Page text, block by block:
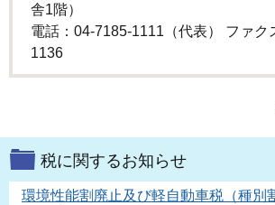
舎1階）
電話：04-7185-1111（代表） ファク
1136
税に関するお知らせ
環境性能割廃止及び軽自動車税（種別